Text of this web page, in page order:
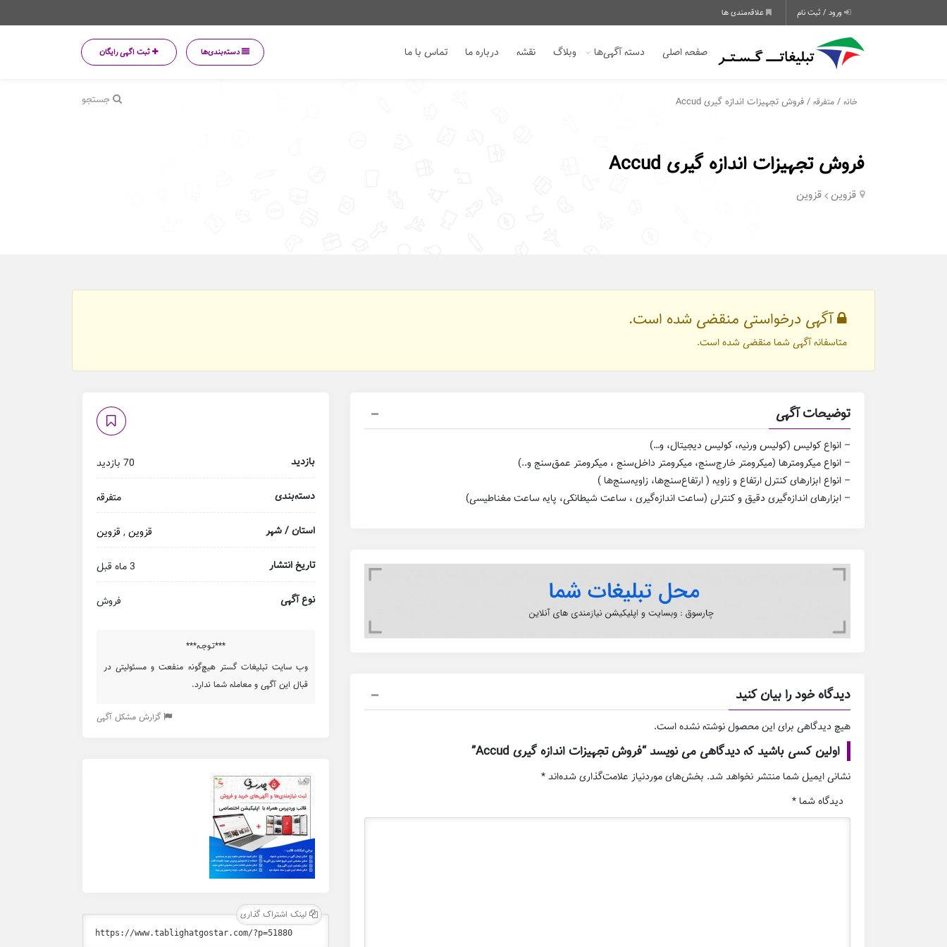
ورود / ثبت نام علاقه‌مندی ها
صفحه اصلی دسته آگهی‌ها وبلاگ نقشه درباره ما تماس با ما دسته‌بندی‌ها ثبت اگهی رایگان
جستجو خانه / متفرقه / فروش تجهیزات اندازه گیری Accud
فروش تجهیزات اندازه گیری Accud
قزوین قزوین
آگهی درخواستی منقضی شده است.
متاسفانه آگهی شما منقضی شده است.
توضیحات آگهی
– انواع کولیس (کولیس ورنیه، کولیس دیجیتال، و…)
– انواع میکرومترها (میکرومتر خارج‌سنج، میکرومتر داخل‌سنج ، میکرومتر عمق‌سنج و..)
– انواع ابزارهای کنترل ارتفاع و زاویه ( ارتفاع‌سنج‌ها، زاویه‌سنج‌ها )
– ابزارهای اندازه‌گیری دقیق و کنترلی (ساعت اندازه‌گیری ، ساعت شیطانکی، پایه ساعت مغناطیسی)
دیدگاه خود را بیان کنید
هیچ دیدگاهی برای این محصول نوشته نشده است.
اولین کسی باشید که دیدگاهی می نویسد “فروش تجهیزات اندازه گیری Accud”
نشانی ایمیل شما منتشر نخواهد شد. بخش‌های موردنیاز علامت‌گذاری شده‌اند*
دیدگاه شما*
بازدید 70 بازدید
دسته‌بندی متفرقه
استان / شهر قزوین , قزوین
تاریخ انتشار 3 ماه قبل
نوع آگهی فروش
***تـوجـه***
وب سایت تبلیغات گستر هیچ‌گونه منفعت و مسئولیتی در
قبال این آگهی و معامله شما ندارد.
گزارش مشکل آگهی
لینک اشتراک گذاری